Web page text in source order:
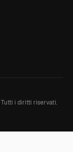
Tutti i diritti riservati.